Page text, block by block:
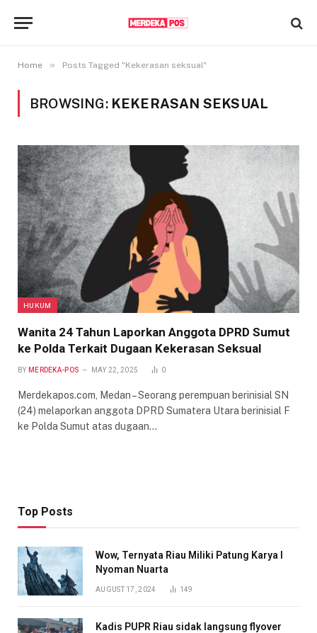
Home » Posts Tagged "Kekerasan seksual"
BROWSING: KEKERASAN SEKSUAL
HUKUM
Wanita 24 Tahun Laporkan Anggota DPRD Sumut
ke Polda Terkait Dugaan Kekerasan Seksual
BY MERDEKA-POS MAY 22, 2025 0
Merdekapos.com, Medan – Seorang perempuan berinisial SN
(24) melaporkan anggota DPRD Sumatera Utara berinisial F
ke Polda Sumut atas dugaan…
Top Posts
Wow, Ternyata Riau Miliki Patung Karya I
Nyoman Nuarta
AUGUST 17, 2024 149
Kadis PUPR Riau sidak langsung flyover